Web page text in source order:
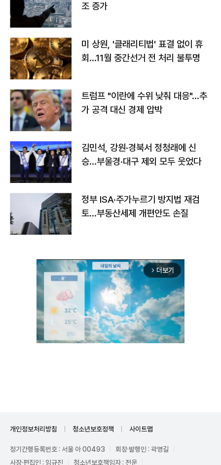
조 증가
미 상원, '클래리티법' 표결 없이 휴
회…11월 중간선거 전 처리 불투명
트럼프 "이란에 수위 낮춰 대응"…추
가 공격 대신 경제 압박
김민석, 강원·경북서 정청래에 신
승…부울경·대구 제외 모두 웃었다
정부 ISA·주가누르기 방지법 재검
토…부동산세제 개편안도 손질
arrow_forward_ios 더보기
개인정보처리방침 청소년보호정책 사이트맵
정기간행등록번호 : 서울 아 00493
회장·발행인 : 곽영길
사장·편집인 : 임규진
청소년보호책임자 : 전운